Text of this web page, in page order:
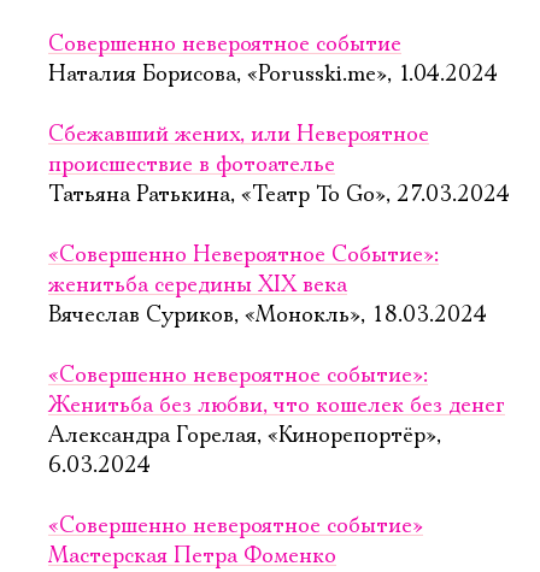
Совершенно невероятное событие
Наталия Борисова, «Porusski.me», 1.04.2024
Сбежавший жених, или Невероятное
происшествие в фотоателье
Татьяна Ратькина, «Театр To Go», 27.03.2024
«Совершенно Невероятное Событие»:
женитьба середины XIX века
Вячеслав Суриков, «Монокль», 18.03.2024
«Совершенно невероятное событие»:
Женитьба без любви, что кошелек без денег
Александра Горелая, «Кинорепортёр»,
6.03.2024
«Совершенно невероятное событие»
Мастерская Петра Фоменко